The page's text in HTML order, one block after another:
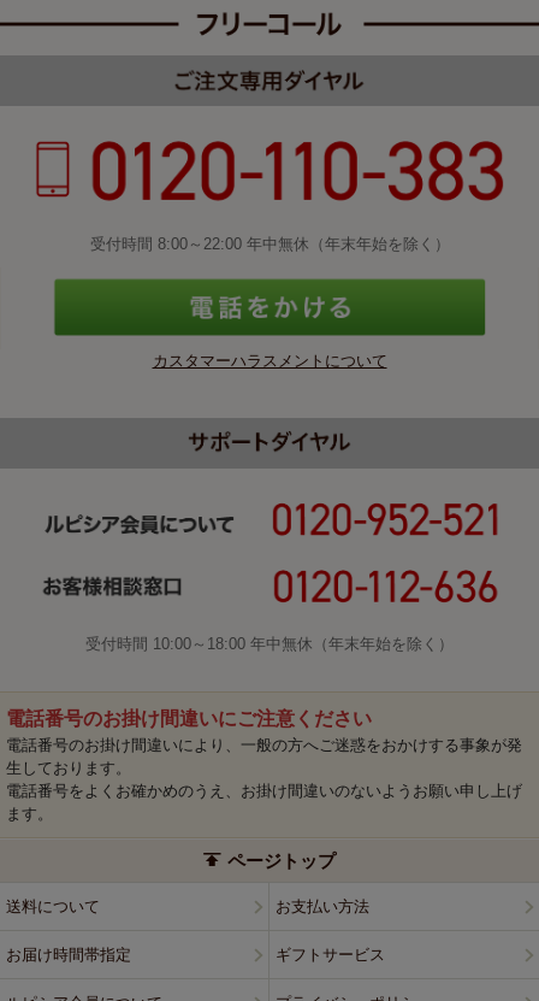
受付時間 8:00～22:00 年中無休（年末年始を除く）
カスタマーハラスメントについて
受付時間 10:00～18:00 年中無休（年末年始を除く）
電話番号のお掛け間違いにご注意ください
電話番号のお掛け間違いにより、一般の方へご迷惑をおかけする事象が発
生しております。
電話番号をよくお確かめのうえ、お掛け間違いのないようお願い申し上げ
ます。
ページトップ
送料について お支払い方法
お届け時間帯指定 ギフトサービス